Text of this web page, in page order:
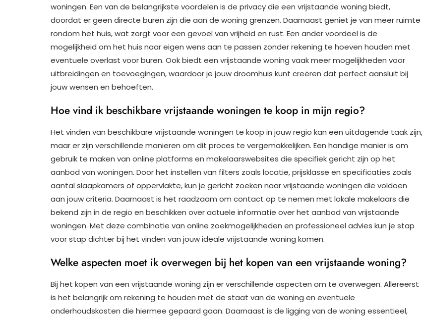
woningen. Een van de belangrijkste voordelen is de privacy die een vrijstaande woning biedt,
doordat er geen directe buren zijn die aan de woning grenzen. Daarnaast geniet je van meer ruimte
rondom het huis, wat zorgt voor een gevoel van vrijheid en rust. Een ander voordeel is de
mogelijkheid om het huis naar eigen wens aan te passen zonder rekening te hoeven houden met
eventuele overlast voor buren. Ook biedt een vrijstaande woning vaak meer mogelijkheden voor
uitbreidingen en toevoegingen, waardoor je jouw droomhuis kunt creëren dat perfect aansluit bij
jouw wensen en behoeften.
Hoe vind ik beschikbare vrijstaande woningen te koop in mijn regio?
Het vinden van beschikbare vrijstaande woningen te koop in jouw regio kan een uitdagende taak zijn,
maar er zijn verschillende manieren om dit proces te vergemakkelijken. Een handige manier is om
gebruik te maken van online platforms en makelaarswebsites die specifiek gericht zijn op het
aanbod van woningen. Door het instellen van filters zoals locatie, prijsklasse en specificaties zoals
aantal slaapkamers of oppervlakte, kun je gericht zoeken naar vrijstaande woningen die voldoen
aan jouw criteria. Daarnaast is het raadzaam om contact op te nemen met lokale makelaars die
bekend zijn in de regio en beschikken over actuele informatie over het aanbod van vrijstaande
woningen. Met deze combinatie van online zoekmogelijkheden en professioneel advies kun je stap
voor stap dichter bij het vinden van jouw ideale vrijstaande woning komen.
Welke aspecten moet ik overwegen bij het kopen van een vrijstaande woning?
Bij het kopen van een vrijstaande woning zijn er verschillende aspecten om te overwegen. Allereerst
is het belangrijk om rekening te houden met de staat van de woning en eventuele
onderhoudskosten die hiermee gepaard gaan. Daarnaast is de ligging van de woning essentieel,